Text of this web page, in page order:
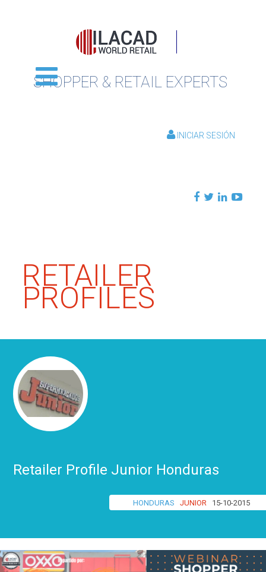
SHOPPER & RETAIL EXPERTS
INICIAR SESIÓN
RETAILER
PROFILES
Retailer Profile Junior Honduras
HONDURAS JUNIOR 15-10-2015